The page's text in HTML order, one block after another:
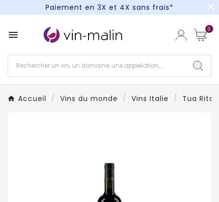
Paiement en 3X et 4X sans frais*
Paiement en 3X et 4X sans frais*
close
 0
Accueil Vins du monde Vins Italie Tua Rita